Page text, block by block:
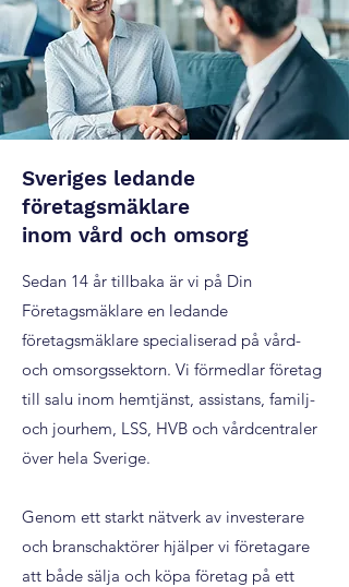
Sveriges ledande
företagsmäklare
inom vård och omsorg
Sedan 14 år tillbaka är vi på Din
Företagsmäklare en ledande
företagsmäklare specialiserad på vård-
och omsorgssektorn. Vi förmedlar företag
till salu inom hemtjänst, assistans, familj-
och jourhem, LSS, HVB och vårdcentraler
över hela Sverige.
Genom ett starkt nätverk av investerare
och branschaktörer hjälper vi företagare
att både sälja och köpa företag på ett